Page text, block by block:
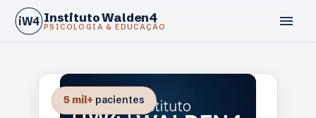
iW4 Instituto Walden4
PSICOLOGIA & EDUCAÇÃO menu
5 mil+ pacientes